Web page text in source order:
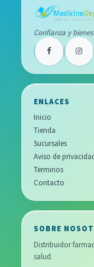
Confianza y
ENLACES
Inicio
Tienda
Sucursales
Aviso de
Terminos
Contacto
SOBRE
Distribuidor
salud.